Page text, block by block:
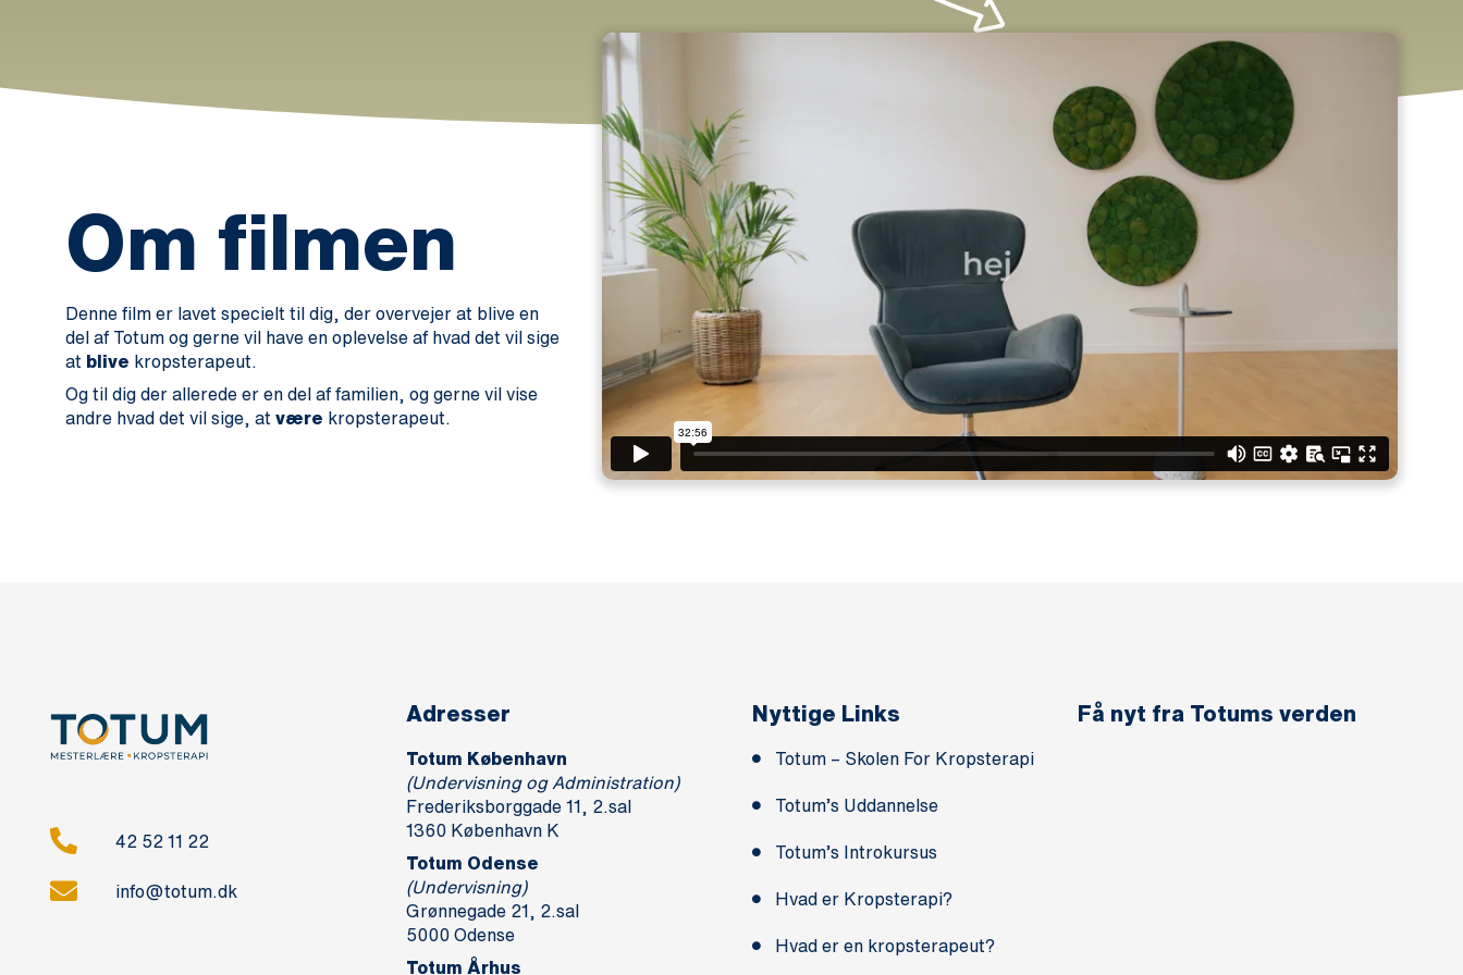
Om filmen
Denne film er lavet specielt til dig, der overvejer at blive en
del af Totum og gerne vil have en oplevelse af hvad det vil sige
at blive kropsterapeut.
Og til dig der allerede er en del af familien, og gerne vil vise
andre hvad det vil sige, at være kropsterapeut.
42 52 11 22
info@totum.dk
Adresser
Totum København
(Undervisning og Administration)
Frederiksborggade 11, 2.sal
1360 København K
Totum Odense
(Undervisning)
Grønnegade 21, 2.sal
5000 Odense
Totum Århus
Nyttige Links
Totum – Skolen For Kropsterapi
Totum’s Uddannelse
Totum’s Introkursus
Hvad er Kropsterapi?
Hvad er en kropsterapeut?
Få nyt fra Totums verden